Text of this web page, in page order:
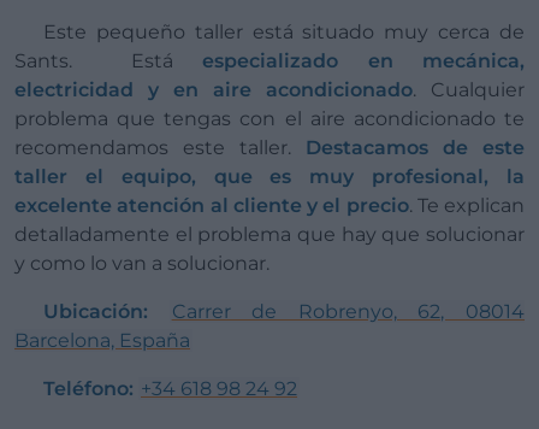
Este pequeño taller está situado muy cerca de
Sants. Está especializado en mecánica,
electricidad y en aire acondicionado. Cualquier
problema que tengas con el aire acondicionado te
recomendamos este taller. Destacamos de este
taller el equipo, que es muy profesional, la
excelente atención al cliente y el precio. Te explican
detalladamente el problema que hay que solucionar
y como lo van a solucionar.
Ubicación:
Carrer de Robrenyo, 62, 08014
Barcelona, España
Teléfono: +34 618 98 24 92